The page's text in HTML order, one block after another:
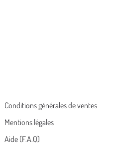
Conditions générales de ventes
Mentions légales
Aide (F.A.Q)